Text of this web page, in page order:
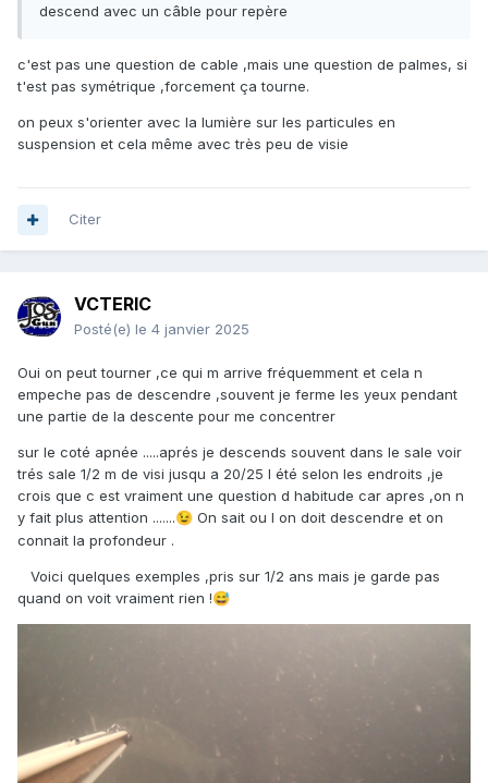
descend avec un câble pour repère
c'est pas une question de cable ,mais une question de palmes, si
t'est pas symétrique ,forcement ça tourne.
on peux s'orienter avec la lumière sur les particules en
suspension et cela même avec très peu de visie
Citer
VCTERIC
Posté(e) le 4 janvier 2025
Oui on peut tourner ,ce qui m arrive fréquemment et cela n
empeche pas de descendre ,souvent je ferme les yeux pendant
une partie de la descente pour me concentrer
sur le coté apnée .....aprés je descends souvent dans le sale voir
trés sale 1/2 m de visi jusqu a 20/25 l été selon les endroits ,je
crois que c est vraiment une question d habitude car apres ,on n
y fait plus attention .......😉 On sait ou l on doit descendre et on
connait la profondeur .
Voici quelques exemples ,pris sur 1/2 ans mais je garde pas
quand on voit vraiment rien !😅